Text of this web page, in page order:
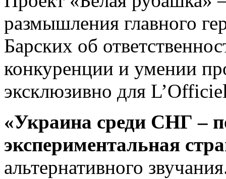
размышления главного
Барских об
конкуренции и умении
эксклюзивно для
«Украина среди СНГ –
экспериментальная
альтернативного